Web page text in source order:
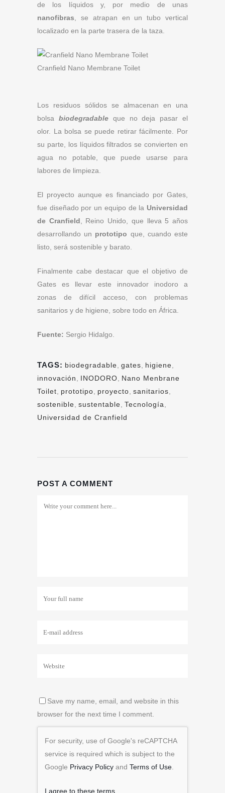
de los líquidos y, por medio de unas
nanofibras , se atrapan en un tubo vertical
localizado en la parte trasera de la taza.
Cranfield Nano Membrane Toilet
Los residuos sólidos se almacenan en una
bolsa biodegradableque no deja pasar el
olor. La bolsa se puede retirar fácilmente. Por
su parte, los líquidos filtrados se convierten en
agua no potable, que puede usarse para
labores de limpieza.
El proyecto aunque es financiado por Gates,
fue diseñado por un equipo de la Universidad
de Cranfield , Reino Unido, que lleva 5 años
desarrollando un prototipo que, cuando este
listo, será sostenible y barato.
Finalmente cabe destacar que el objetivo de
Gates es llevar este innovador inodoro a
zonas de difícil acceso, con problemas
sanitarios y de higiene, sobre todo en África.
Fuente: Sergio Hidalgo.
TAGS: biodegradable gates higiene
innovación
INODORO
Nano Menbrane
Toilet
prototipo proyecto sanitarios
sostenible sustentable Tecnología
Universidad de Cranfield
POST A COMMENT
Save my name, email, and website in this
browser for the next time I comment.
For security, use of Google's reCAPTCHA
service is required which is subject to the
Google Privacy Policy and Terms of Use
I agree to these terms